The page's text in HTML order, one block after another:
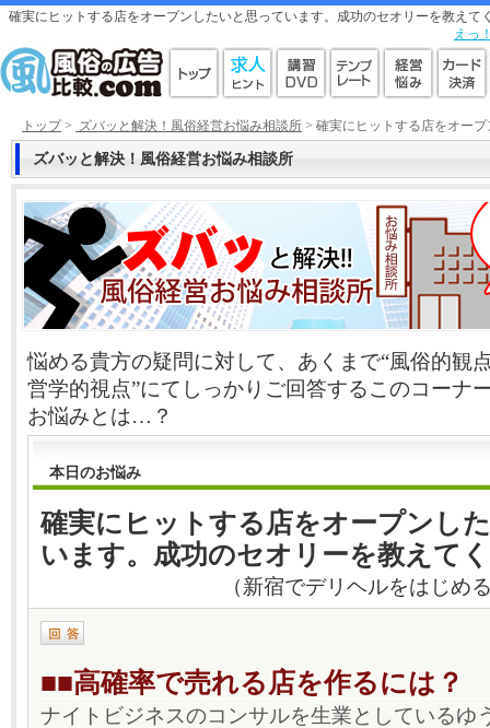
確実にヒットする店をオープンしたいと思っています。成功のセオリーを教えて
えっ
トップ> ズバッと解決！風俗経営お悩み相談所 > 確実にヒットする店をオー
ズバッと解決！風俗経営お悩み相談所
悩める貴方の疑問に対して、あくまで“風俗的観
営学的視点”にてしっかりご回答するこのコーナ
お悩みとは…？
本日のお悩み
確実にヒットする店をオープンし
います。成功のセオリーを教えて
（新宿でデリヘルをはじめ
■■高確率で売れる店を作るには？
ナイトビジネスのコンサルを生業としているゆ